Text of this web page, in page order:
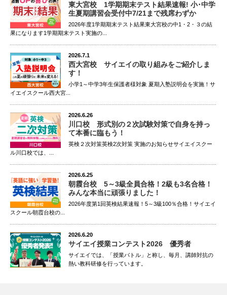
東大宮校 1学期期末テスト結果速報! 小･中学
生夏期講習会受付中7/21まで残席わずか
2026年度1学期期末テスト結果東大宮校の中1・2・３の結
果になります1学期期末テスト実施の...
2026.7.1
西大宮校 サイエイの取り組みをご紹介しま
す！
小学1～中学3年生保護者様対象 夏期入塾説明会を実施！サ
イエイスクール西大宮...
2026.6.26
川口校 形式別の２次試験対策で自身を持っ
て本番に臨もう！
英検２次対策英検2次対策 実施のお知らせサイエイスクー
ル川口校では、...
2026.6.25
朝霞台校 5～3級全員合格！2級も3名合格！
みんな本当に頑張りました！
2026年度第1回英検結果速報！5～3級100％合格！サイエイ
スクール朝霞台校の...
2026.6.20
サイエイ授業コンテスト2026 優秀者
サイエイでは、「授業バトル」と称し、毎月、講師対抗の
熱い教科研修を行っています。